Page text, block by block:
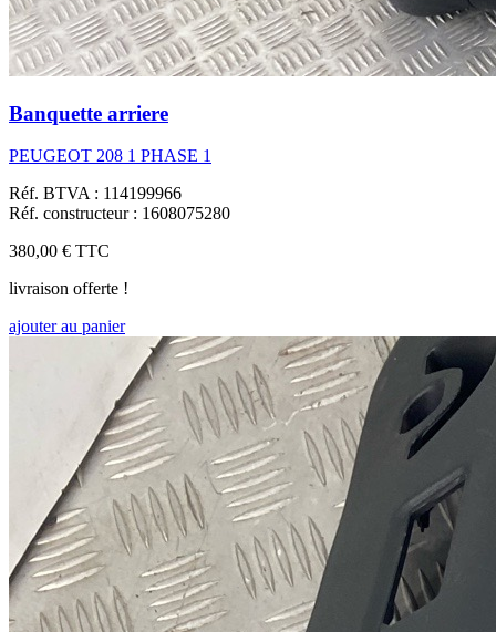
Banquette arriere
PEUGEOT 208 1 PHASE 1
Réf. BTVA : 114199966
Réf. constructeur : 1608075280
380,00 € TTC
livraison offerte !
ajouter au panier